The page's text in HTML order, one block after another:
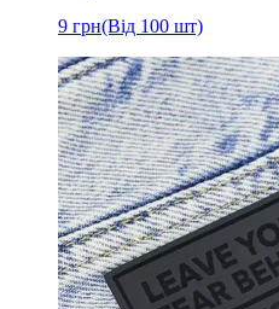
9 грн(Від 100 шт)